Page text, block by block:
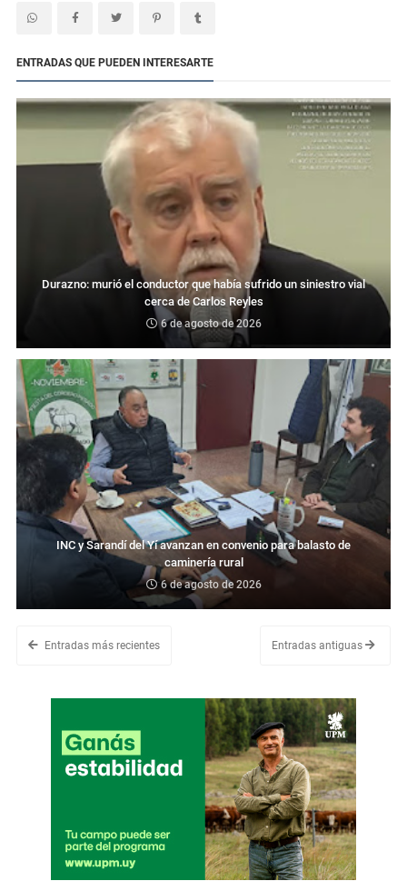
ENTRADAS QUE PUEDEN INTERESARTE
Durazno: murió el conductor que había sufrido un siniestro vial
cerca de Carlos Reyles
6 de agosto de 2026
INC y Sarandí del Yí avanzan en convenio para balasto de
caminería rural
6 de agosto de 2026
Entradas más recientes Entradas antiguas